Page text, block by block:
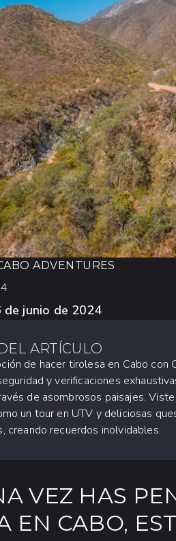
ADVENTURES
de junio de 2024
ARTÍCULO
de hacer tirolesa en Cabo con
y verificaciones
de asombrosos paisajes.
un tour en UTV y deliciosas
creando recuerdos inolvidables.
VEZ HAS
EN CABO,